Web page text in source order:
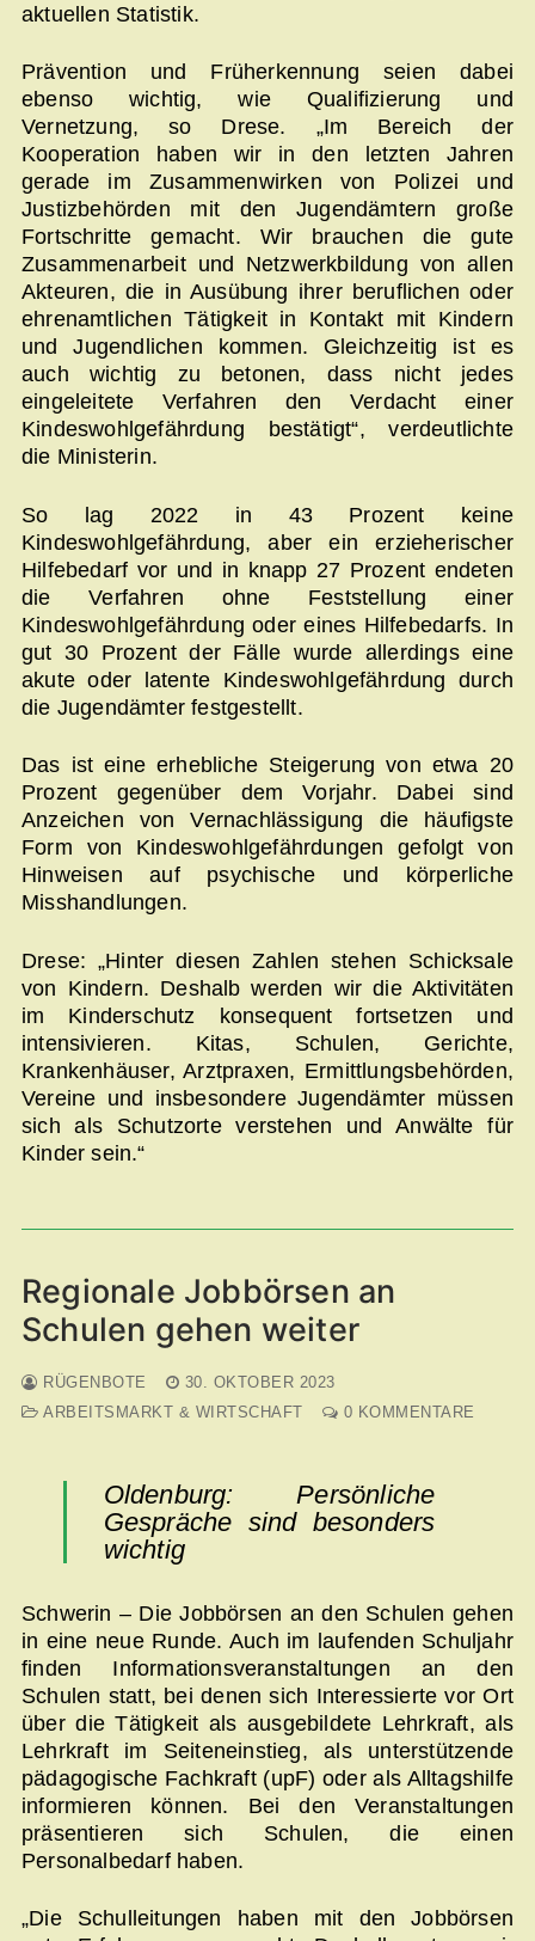
aktuellen Statistik.
Prävention und Früherkennung seien dabei
ebenso wichtig, wie Qualifizierung und
Vernetzung, so Drese. „Im Bereich der
Kooperation haben wir in den letzten Jahren
gerade im Zusammenwirken von Polizei und
Justizbehörden mit den Jugendämtern große
Fortschritte gemacht. Wir brauchen die gute
Zusammenarbeit und Netzwerkbildung von allen
Akteuren, die in Ausübung ihrer beruflichen oder
ehrenamtlichen Tätigkeit in Kontakt mit Kindern
und Jugendlichen kommen. Gleichzeitig ist es
auch wichtig zu betonen, dass nicht jedes
eingeleitete Verfahren den Verdacht einer
Kindeswohlgefährdung bestätigt“, verdeutlichte
die Ministerin.
So lag 2022 in 43 Prozent keine
Kindeswohlgefährdung, aber ein erzieherischer
Hilfebedarf vor und in knapp 27 Prozent endeten
die Verfahren ohne Feststellung einer
Kindeswohlgefährdung oder eines Hilfebedarfs. In
gut 30 Prozent der Fälle wurde allerdings eine
akute oder latente Kindeswohlgefährdung durch
die Jugendämter festgestellt.
Das ist eine erhebliche Steigerung von etwa 20
Prozent gegenüber dem Vorjahr. Dabei sind
Anzeichen von Vernachlässigung die häufigste
Form von Kindeswohlgefährdungen gefolgt von
Hinweisen auf psychische und körperliche
Misshandlungen.
Drese: „Hinter diesen Zahlen stehen Schicksale
von Kindern. Deshalb werden wir die Aktivitäten
im Kinderschutz konsequent fortsetzen und
intensivieren. Kitas, Schulen, Gerichte,
Krankenhäuser, Arztpraxen, Ermittlungsbehörden,
Vereine und insbesondere Jugendämter müssen
sich als Schutzorte verstehen und Anwälte für
Kinder sein.“
Regionale Jobbörsen an
Schulen gehen weiter
RÜGENBOTE
30. OKTOBER 2023
ARBEITSMARKT & WIRTSCHAFT
0 KOMMENTARE
Oldenburg: Persönliche
Gespräche sind besonders
wichtig
Schwerin – Die Jobbörsen an den Schulen gehen
in eine neue Runde. Auch im laufenden Schuljahr
finden Informationsveranstaltungen an den
Schulen statt, bei denen sich Interessierte vor Ort
über die Tätigkeit als ausgebildete Lehrkraft, als
Lehrkraft im Seiteneinstieg, als unterstützende
pädagogische Fachkraft (upF) oder als Alltagshilfe
informieren können. Bei den Veranstaltungen
präsentieren sich Schulen, die einen
Personalbedarf haben.
„Die Schulleitungen haben mit den Jobbörsen